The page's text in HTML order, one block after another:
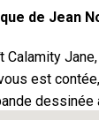
de Jean
Calamity
est